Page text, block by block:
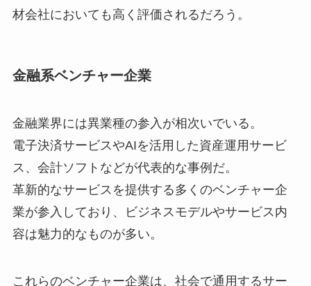
材会社においても高く評価されるだろう。
金融系ベンチャー企業
金融業界には異業種の参入が相次いでいる。
電子決済サービスやAIを活用した資産運用サービ
ス、会計ソフトなどが代表的な事例だ。
革新的なサービスを提供する多くのベンチャー企
業が参入しており、ビジネスモデルやサービス内
容は魅力的なものが多い。
これらのベンチャー企業は、社会で通用するサー